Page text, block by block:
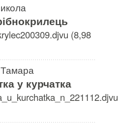
(8,98
у курчатка